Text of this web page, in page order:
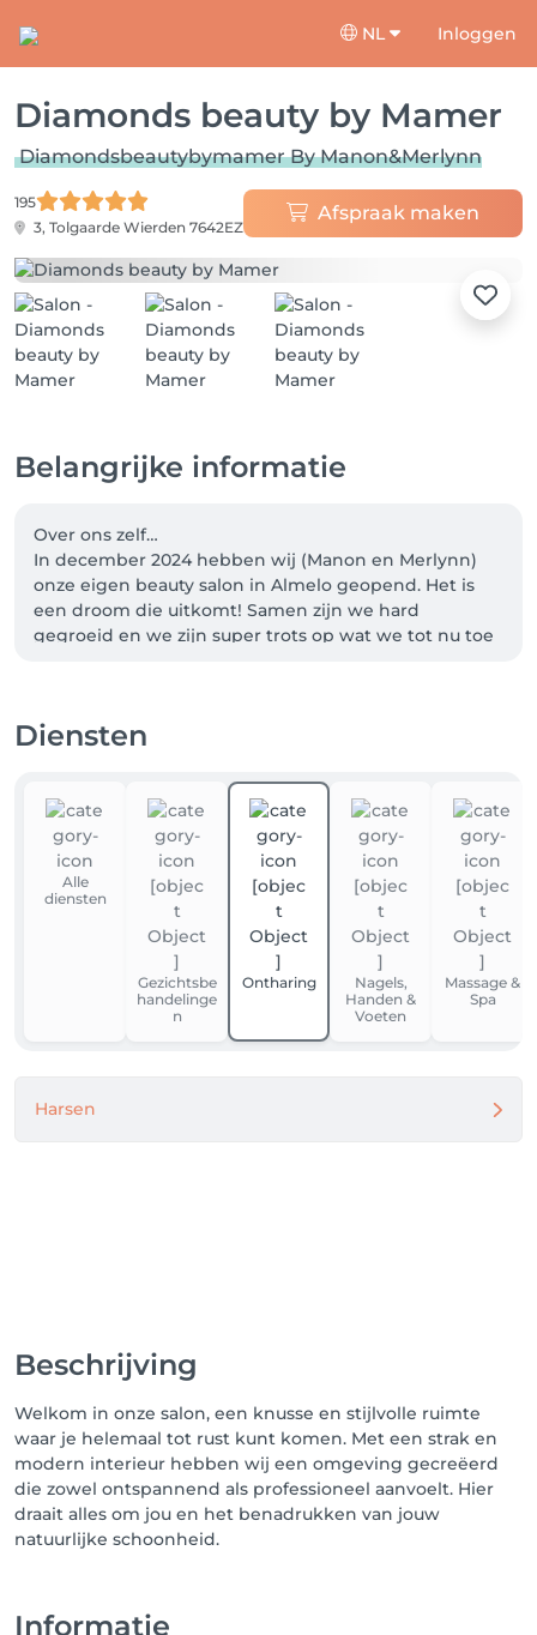
NL Inloggen
Diamonds beauty by Mamer
Diamondsbeautybymamer By Manon&Merlynn
195
3, Tolgaarde Wierden 7642EZ
Afspraak maken
Belangrijke informatie
Over ons zelf…
In december 2024 hebben wij (Manon en Merlynn)
onze eigen beauty salon in Almelo geopend. Het is
een droom die uitkomt! Samen zijn we hard
gegroeid en we zijn super trots op wat we tot nu toe
Als klein schoonheidssalon vinden we het belangrijk
dat onze klanten zich mooi en verzorgd voelen als ze
de deur uitgaan.
Onze plannen? Nog verder groeien en nog meer
mensen laten stralen! We zijn pas net begonnen, dus
er staat ons nog een hoop moois te wachten.
Diensten
Alle
diensten
Gezichtsbe
handelinge
n
Ontharing
Nagels,
Handen &
Voeten
Massage &
Spa
Harsen
Beschrijving
Welkom in onze salon, een knusse en stijlvolle ruimte
waar je helemaal tot rust kunt komen. Met een strak en
modern interieur hebben wij een omgeving gecreëerd
die zowel ontspannend als professioneel aanvoelt. Hier
draait alles om jou en het benadrukken van jouw
natuurlijke schoonheid.
Informatie